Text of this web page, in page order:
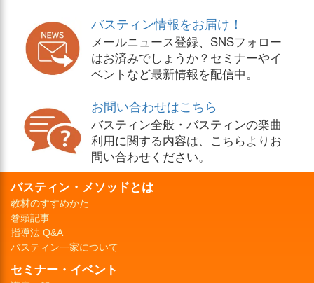
バスティン情報をお届け！
メールニュース登録、SNSフォロー
はお済みでしょうか？セミナーやイ
ベントなど最新情報を配信中。
お問い合わせはこちら
バスティン全般・バスティンの楽曲
利用に関する内容は、こちらよりお
問い合わせください。
バスティン・メソッドとは
教材のすすめかた
巻頭記事
指導法 Q&A
バスティン一家について
セミナー・イベント